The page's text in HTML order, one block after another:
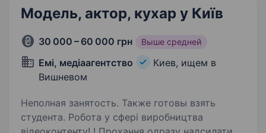
Модель, актор, кухар у Київ
30 000 – 60 000 грн Выше средней
Емі, медіаагентство
Киев, ищем в
Вишневом
Неполная занятость. Также готовы взять
студента. Робота у сфері виробництва